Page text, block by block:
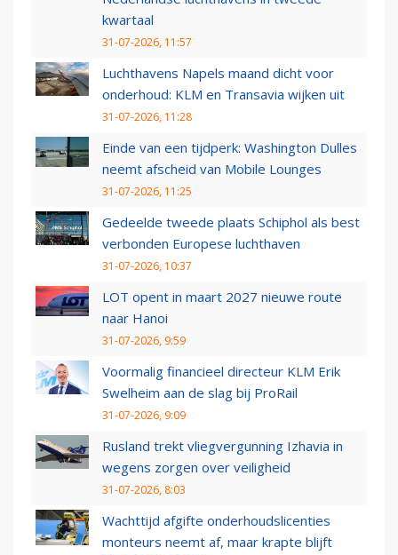
kwartaal
31-07-2026, 11:57
Luchthavens Napels maand dicht voor
onderhoud: KLM en Transavia wijken uit
31-07-2026, 11:28
Einde van een tijdperk: Washington Dulles
neemt afscheid van Mobile Lounges
31-07-2026, 11:25
Gedeelde tweede plaats Schiphol als best
verbonden Europese luchthaven
31-07-2026, 10:37
LOT opent in maart 2027 nieuwe route
naar Hanoi
31-07-2026, 9:59
Voormalig financieel directeur KLM Erik
Swelheim aan de slag bij ProRail
31-07-2026, 9:09
Rusland trekt vliegvergunning Izhavia in
wegens zorgen over veiligheid
31-07-2026, 8:03
Wachttijd afgifte onderhoudslicenties
monteurs neemt af, maar krapte blijft